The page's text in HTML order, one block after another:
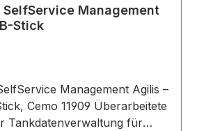
Management
Stick
Management Agilis –
Cemo 11909 Überarbeitete
Tankdatenverwaltung für